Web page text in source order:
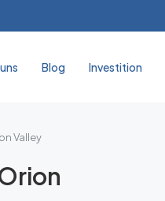
Blog Investition
Valley